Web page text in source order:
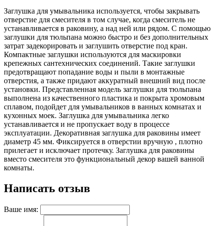
Заглушка для умывальника используется, чтобы закрывать
отверстие для смесителя в том случае, когда смеситель не
устанавливается в раковину, а над ней или рядом. С помощью
заглушки для тюльпана можно быстро и без дополнительных
затрат задекорировать и заглушить отверстие под кран.
Компактные заглушки используются для маскировки
крепежных сантехнических соединений. Такие заглушки
предотвращают попадание воды и пыли в монтажные
отверстия, а также придают аккуратный внешний вид после
установки. Представленная модель заглушки для тюльпана
выполнена из качественного пластика и покрыта хромовым
сплавом, подойдет для умывальников в ванных комнатах и
кухонных моек. Заглушка для умывальника легко
устанавливается и не пропускает воду в процессе
эксплуатации. Декоративная заглушка для раковины имеет
диаметр 45 мм. Фиксируется в отверстии вручную , плотно
прилегает и исключает протечку. Заглушка для раковины
вместо смесителя это функциональный декор вашей ванной
комнаты.
Написать отзыв
Ваше имя: